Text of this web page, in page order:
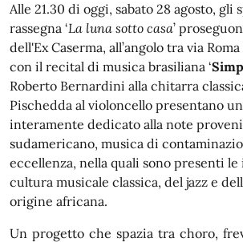
Alle 21.30 di oggi, sabato 28 agosto, gli
rassegna ‘La luna sotto casa’
dell'Ex Caserma, all’angolo tra via
con il recital di musica brasiliana ‘
Roberto Bernardini alla chitarra
Pischedda al violoncello presentano
interamente dedicato alla note
sudamericano, musica di
eccellenza, nella quali sono presenti
cultura musicale classica, del jazz e
origine africana.
Un progetto che spazia tra choro,